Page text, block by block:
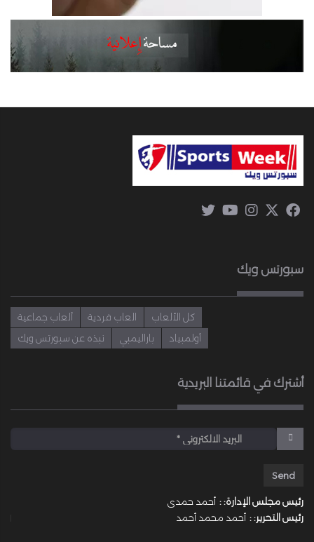
سبورتس ويك
ألعاب جماعية العاب فردية
كل الألعاب
نبذه عن سبورتس ويك
باراليمبي أولمبياد
أشترك في قائمتنا البريدية
رئيس مجلس الإدارة: : أحمد حمدى
رئيس التحرير: : أحمد محمد أحمد